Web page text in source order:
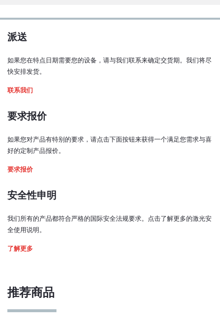
派送
如果您在特点日期需要您的设备，请与我们联系来确定交货期。我们将尽
快安排发货。
联系我们
要求报价
如果您对产品有特别的要求，请点击下面按钮来获得一个满足您需求与喜
好的定制产品报价。
要求报价
安全性申明
我们所有的产品都符合严格的国际安全法规要求。点击了解更多的激光安
全使用说明。
了解更多
推荐商品